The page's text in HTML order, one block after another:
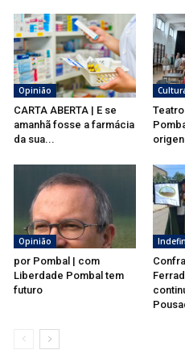
Opinião
CARTA ABERTA | E se
amanhã fosse a farmácia
da sua...
Opinião
por Pombal | com
Liberdade Pombal tem
futuro